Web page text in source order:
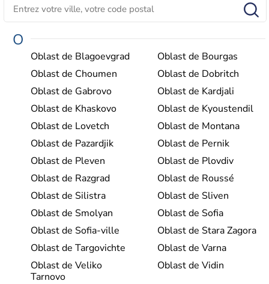
O
Oblast de Blagoevgrad
Oblast de Bourgas
Oblast de Choumen
Oblast de Dobritch
Oblast de Gabrovo
Oblast de Kardjali
Oblast de Khaskovo
Oblast de Kyoustendil
Oblast de Lovetch
Oblast de Montana
Oblast de Pazardjik
Oblast de Pernik
Oblast de Pleven
Oblast de Plovdiv
Oblast de Razgrad
Oblast de Roussé
Oblast de Silistra
Oblast de Sliven
Oblast de Smolyan
Oblast de Sofia
Oblast de Sofia-ville
Oblast de Stara Zagora
Oblast de Targovichte
Oblast de Varna
Oblast de Veliko
Tarnovo
Oblast de Vidin